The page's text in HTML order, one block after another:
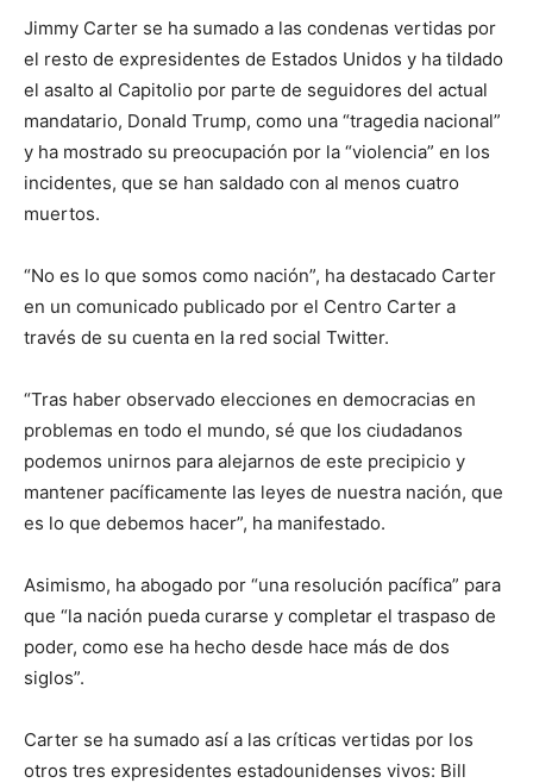
Jimmy Carter se ha sumado a las condenas vertidas por
el resto de expresidentes de Estados Unidos y ha tildado
el asalto al Capitolio por parte de seguidores del actual
mandatario, Donald Trump, como una “tragedia nacional”
y ha mostrado su preocupación por la “violencia” en los
incidentes, que se han saldado con al menos cuatro
muertos.
“No es lo que somos como nación”, ha destacado Carter
en un comunicado publicado por el Centro Carter a
través de su cuenta en la red social Twitter.
“Tras haber observado elecciones en democracias en
problemas en todo el mundo, sé que los ciudadanos
podemos unirnos para alejarnos de este precipicio y
mantener pacíficamente las leyes de nuestra nación, que
es lo que debemos hacer”, ha manifestado.
Asimismo, ha abogado por “una resolución pacífica” para
que “la nación pueda curarse y completar el traspaso de
poder, como ese ha hecho desde hace más de dos
siglos”.
Carter se ha sumado así a las críticas vertidas por los
otros tres expresidentes estadounidenses vivos: Bill